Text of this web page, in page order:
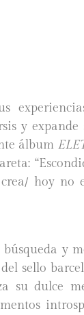
y
álbum
hoy no
y
sello
su dulce